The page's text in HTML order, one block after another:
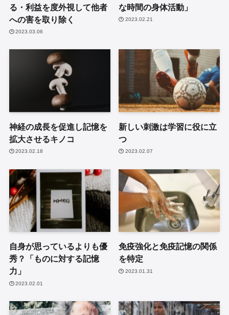
る・利益を度外視して他者
への害を取り除く
2023.03.06
な時間の身体活動」
2023.02.21
神経の成長を促進し記憶を
拡大させるキノコ
2023.02.18
新しい刺激は学習に役に立
つ
2023.02.07
自身が思っているよりも優
秀？「ものに対する記憶
力」
2023.02.01
免疫強化と免疫記憶の関係
を特定
2023.01.31